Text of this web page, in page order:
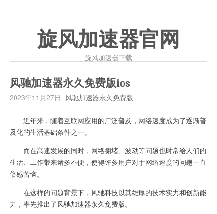
旋风加速器官网
旋风加速器下载
风驰加速器永久免费版ios
2023年11月27日 风驰加速器永久免费版
近年来，随着互联网应用的广泛普及，网络速度成为了逐渐普
及化的生活基础条件之一。
而在高速发展的同时，网络拥堵、波动等问题也时常给人们的
生活、工作带来诸多不便，使得许多用户对于网络速度的问题一直
倍感苦恼。
在这样的问题背景下，风驰科技以其雄厚的技术实力和创新能
力，率先推出了风驰加速器永久免费版。